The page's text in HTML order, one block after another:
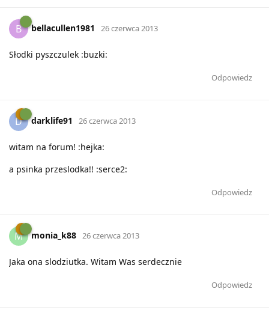
B bellacullen1981 26 czerwca 2013
Słodki pyszczulek :buzki:
Odpowiedz
D darklife91 26 czerwca 2013
witam na forum! :hejka:
a psinka przeslodka!! :serce2:
Odpowiedz
M monia_k88 26 czerwca 2013
Jaka ona slodziutka. Witam Was serdecznie
Odpowiedz